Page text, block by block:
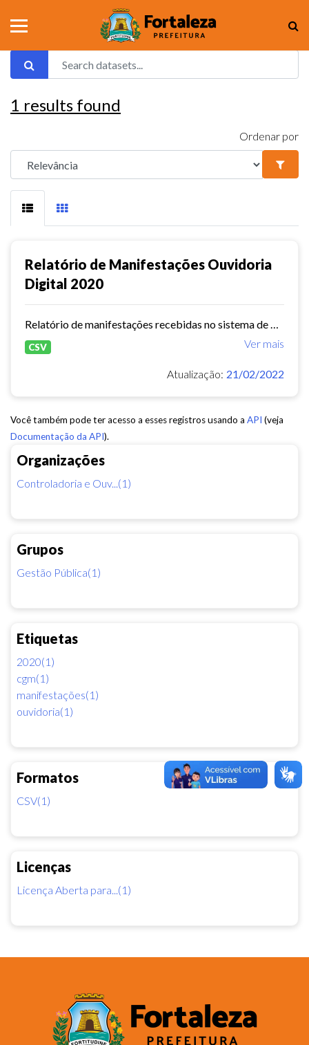
Organizações
Controladoria e Ouv...(1)
Grupos
Gestão Pública(1)
Etiquetas
2020(1)
cgm(1)
manifestações(1)
ouvidoria(1)
Formatos
CSV(1)
Licenças
Licença Aberta para...(1)
1 results found
Ordenar por
Relatório de Manifestações Ouvidoria
Digital 2020
Ver mais
CSV
Atualização: 21/02/2022
Você também pode ter acesso a esses registros usando a API (veja
Documentação da API).